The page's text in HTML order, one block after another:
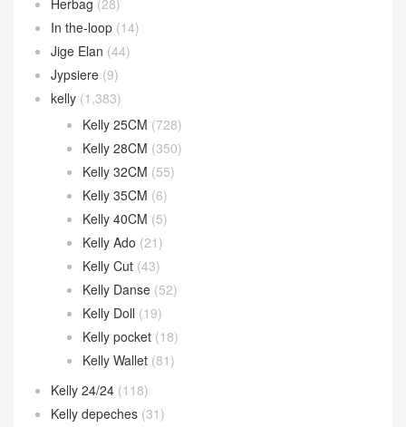
Garden Party
Geta bag(44)
Halzan(46)
Halzan 25cm
Halzan 31cm
Halzan Mini (30)
Herbag(28)
In the-loop (14)
Jige Elan(44)
Jypsiere(9)
kelly
(1,383)
Kelly 25CM(728)
Kelly 28CM(350)
Kelly 32CM (55)
Kelly 35CM(6)
Kelly 40CM (5)
Kelly Ado(21)
Kelly Cut(43)